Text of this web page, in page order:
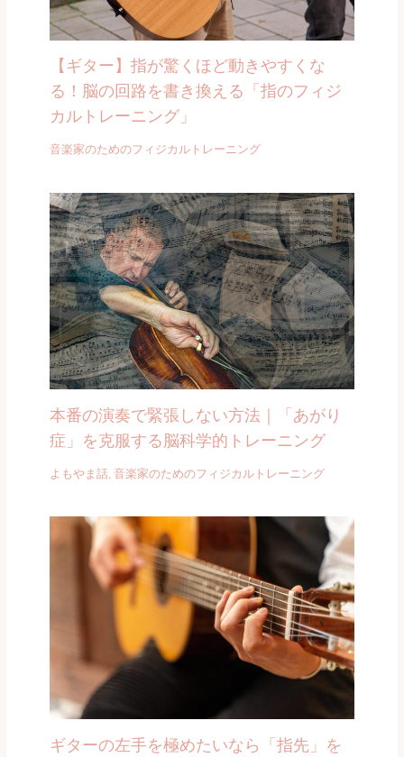
【ギター】指が驚くほど動きやすくな
る！脳の回路を書き換える「指のフィジ
カルトレーニング」
音楽家のためのフィジカルトレーニング
本番の演奏で緊張しない方法｜「あがり
症」を克服する脳科学的トレーニング
よもやま話 ,音楽家のためのフィジカルトレーニング
ギターの左手を極めたいなら「指先」を